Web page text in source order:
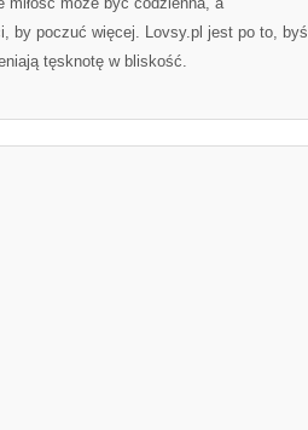
by poczuć więcej. Lovsy.pl jest po to, byś
tęsknotę w bliskość.